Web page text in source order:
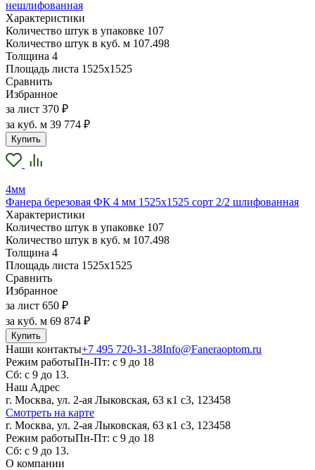
нешлифованная
Характеристики
Количество штук в упаковке 107
Количество штук в куб. м 107.498
Толщина 4
Площадь листа 1525х1525
Сравнить
Избранное
за лист 370 ₽
за куб. м 39 774 ₽
Купить
4мм
Фанера березовая ФК 4 мм 1525х1525 сорт 2/2 шлифованная
Характеристики
Количество штук в упаковке 107
Количество штук в куб. м 107.498
Толщина 4
Площадь листа 1525х1525
Сравнить
Избранное
за лист 650 ₽
за куб. м 69 874 ₽
Купить
Наши контакты+7 495 720-31-38Info@Faneraoptom.ru
Режим работыПн-Пт: с 9 до 18
Сб: с 9 до 13.
Наш Адрес
г. Москва, ул. 2-ая Лыковская, 63 к1 с3, 123458
Смотреть на карте
г. Москва, ул. 2-ая Лыковская, 63 к1 с3, 123458
Режим работыПн-Пт: с 9 до 18
Сб: с 9 до 13.
О компании